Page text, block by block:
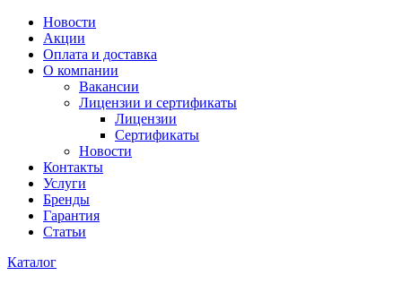
Новости
Акции
Оплата и доставка
О компании
Вакансии
Лицензии и сертификаты
Лицензии
Сертификаты
Новости
Контакты
Услуги
Бренды
Гарантия
Статьи
Каталог